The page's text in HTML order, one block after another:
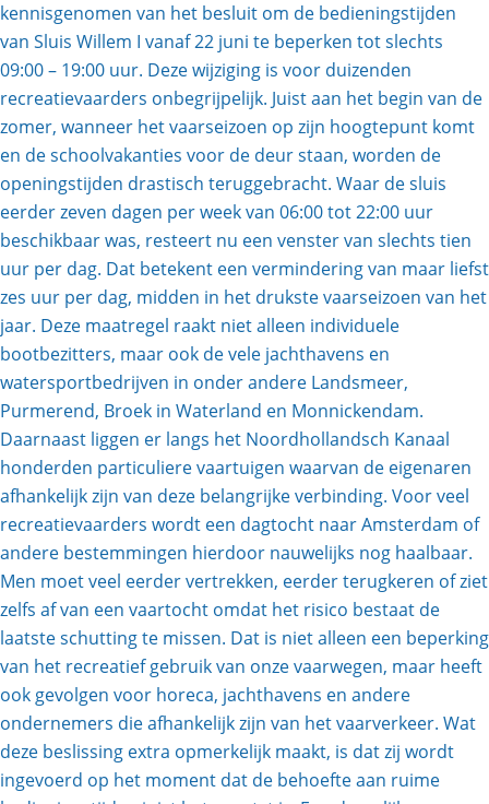
kennisgenomen van het besluit om de bedieningstijden
van Sluis Willem I vanaf 22 juni te beperken tot slechts
09:00 – 19:00 uur. Deze wijziging is voor duizenden
recreatievaarders onbegrijpelijk. Juist aan het begin van de
zomer, wanneer het vaarseizoen op zijn hoogtepunt komt
en de schoolvakanties voor de deur staan, worden de
openingstijden drastisch teruggebracht. Waar de sluis
eerder zeven dagen per week van 06:00 tot 22:00 uur
beschikbaar was, resteert nu een venster van slechts tien
uur per dag. Dat betekent een vermindering van maar liefst
zes uur per dag, midden in het drukste vaarseizoen van het
jaar. Deze maatregel raakt niet alleen individuele
bootbezitters, maar ook de vele jachthavens en
watersportbedrijven in onder andere Landsmeer,
Purmerend, Broek in Waterland en Monnickendam.
Daarnaast liggen er langs het Noordhollandsch Kanaal
honderden particuliere vaartuigen waarvan de eigenaren
afhankelijk zijn van deze belangrijke verbinding. Voor veel
recreatievaarders wordt een dagtocht naar Amsterdam of
andere bestemmingen hierdoor nauwelijks nog haalbaar.
Men moet veel eerder vertrekken, eerder terugkeren of ziet
zelfs af van een vaartocht omdat het risico bestaat de
laatste schutting te missen. Dat is niet alleen een beperking
van het recreatief gebruik van onze vaarwegen, maar heeft
ook gevolgen voor horeca, jachthavens en andere
ondernemers die afhankelijk zijn van het vaarverkeer. Wat
deze beslissing extra opmerkelijk maakt, is dat zij wordt
ingevoerd op het moment dat de behoefte aan ruime